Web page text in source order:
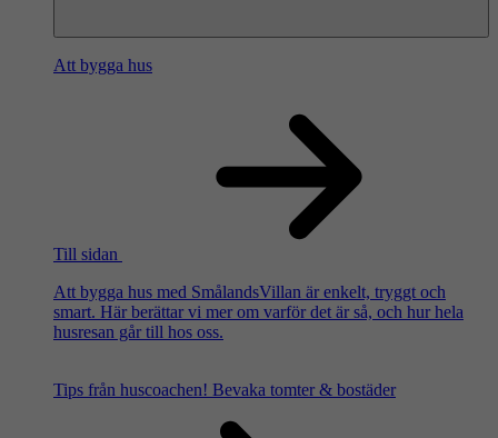
Att bygga hus
Till sidan
Att bygga hus med SmålandsVillan är enkelt, tryggt och
smart. Här berättar vi mer om varför det är så, och hur hela
husresan går till hos oss.
Tips från huscoachen! Bevaka tomter & bostäder